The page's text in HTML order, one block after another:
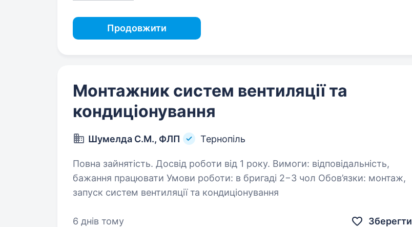
Продовжити
Монтажник систем вентиляції та
кондиціонування
Шумелда С.М., ФЛП Тернопіль
Повна зайнятість. Досвід роботи від 1 року. Вимоги: відповідальність,
бажання працювати Умови роботи: в бригаді 2−3 чол Обов’язки: монтаж,
запуск систем вентиляції та кондиціонування
6 днів тому Зберегти